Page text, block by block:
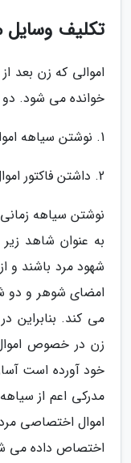
تکلیف وسایل
اموالی که زن بعد
خوانده می شود. دو
1. نوشتن سیاهه اموال زن
2. داشتن فاکتور اموال خریداری شده به نام زن
نوشتن سیاهه
به عنوان شاهد
شهود مرد باشند و
امضای شوهر و دو
می کند. بنابراین
زن در خصوص
خود آورده است
مدرکی اعم از
اموال اختصاصی
اختصاص داده می